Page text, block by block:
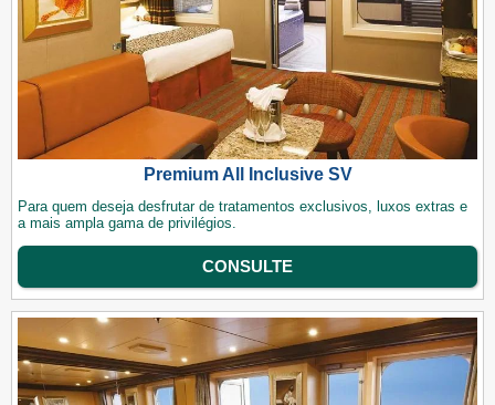
Premium All Inclusive SV
Para quem deseja desfrutar de tratamentos exclusivos, luxos extras e
a mais ampla gama de privilégios.
CONSULTE